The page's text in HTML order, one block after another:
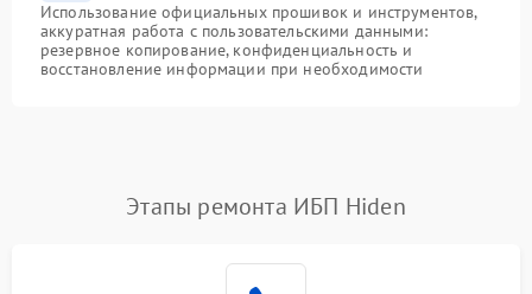
Использование официальных прошивок и инструментов,
аккуратная работа с пользовательскими данными:
резервное копирование, конфиденциальность и
восстановление информации при необходимости
Этапы ремонта ИБП Hiden